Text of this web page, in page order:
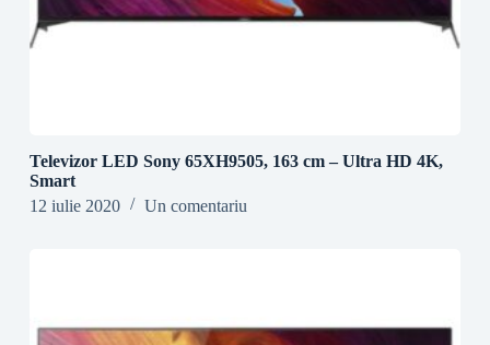
Televizor LED Sony 65XH9505, 163 cm – Ultra HD 4K,
Smart
12 iulie 2020
Un comentariu